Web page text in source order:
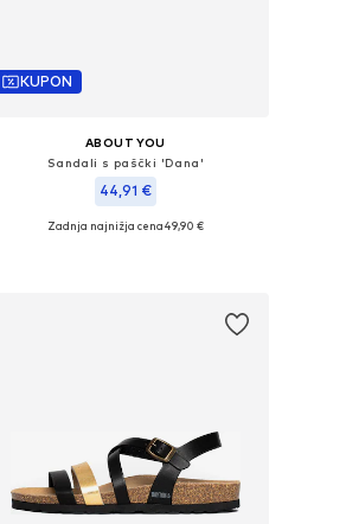
KUPON
ABOUT YOU
Sandali s paščki 'Dana'
44,91 €
Razpoložljive velikosti: 38, 39, 40, 41
Zadnja najnižja cena49,90 €